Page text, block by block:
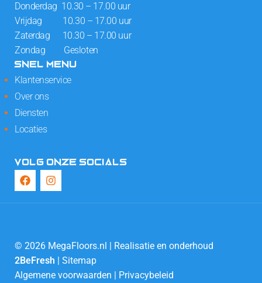
Donderdag 10.30 – 17.00 uur
Vrijdag 10.30 – 17.00 uur
Zaterdag 10.30 – 17.00 uur
Zondag Gesloten
SNEL MENU
Klantenservice
Over ons
Diensten
Locaties
VOLG ONZE SOCIALS
© 2026 MegaFloors.nl | Realisatie en onderhoud
2BeFresh | Sitemap
Algemene voorwaarden | Privacybeleid